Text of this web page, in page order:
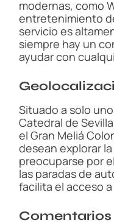
modernas, como
entretenimiento
servicio es
siempre hay un
ayudar con
Situado a solo
Catedral de
el Gran Meliá
desean explorar
preocuparse por
las paradas de
facilita el acceso
Comentarios